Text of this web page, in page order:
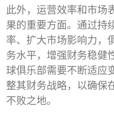
此外，运营效率和市场
果的重要方面。通过持
率、扩大市场影响力，
务水平，增强财务稳健
球俱乐部需要不断适应
整其财务战略，以确保
不败之地。